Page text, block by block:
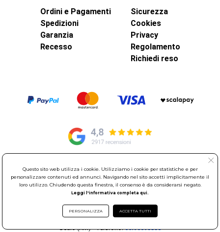
Ordini e Pagamenti
Spedizioni
Garanzia
Recesso
Sicurezza
Cookies
Privacy
Regolamento
Richiedi reso
© Elettroservice Spa - Sede Legale: Via Leonardo da Vinci, 40 -
00015 Monterotondo Scalo (RM)
Partita Iva: 01586761007 - Codice Fiscale: 06634500588 Capitale
Roma REA: RM-535144
Sede Operativa: Via Leonardo da Vinci, 40 - 00015 Monterotondo
Scalo (RM) - Telefono:06.90095358
Questo sito web utilizza i cookie. Utilizziamo i cookie per statistiche e per
personalizzare contenuti ed annunci. Navigando nel sito accetti implicitamente il
loro utilizzo. Chiudendo questa finestra, il consenso è da considerarsi negato.
Leggi l'informativa completa qui.
PERSONALIZZA ACCETTA TUTTI